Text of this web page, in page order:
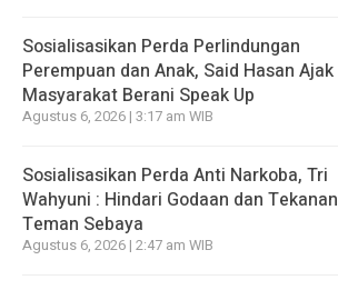
Sosialisasikan Perda Perlindungan
Perempuan dan Anak, Said Hasan Ajak
Masyarakat Berani Speak Up
Agustus 6, 2026 | 3:17 am WIB
Sosialisasikan Perda Anti Narkoba, Tri
Wahyuni : Hindari Godaan dan Tekanan
Teman Sebaya
Agustus 6, 2026 | 2:47 am WIB